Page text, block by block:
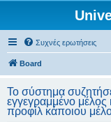
Συχνές ερωτήσεις
Board
Το σύστημα
εγγεγραμμένο μέλος
προφίλ κάποιου